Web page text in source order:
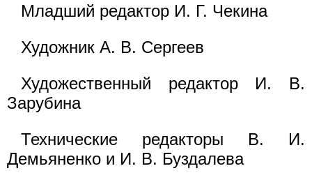
Младший редактор И. Г. Чекина
Художник А. В. Сергеев
Художественный редактор И. В.
Зарубина
Технические редакторы В. И.
Демьяненко и И. В. Буздалева